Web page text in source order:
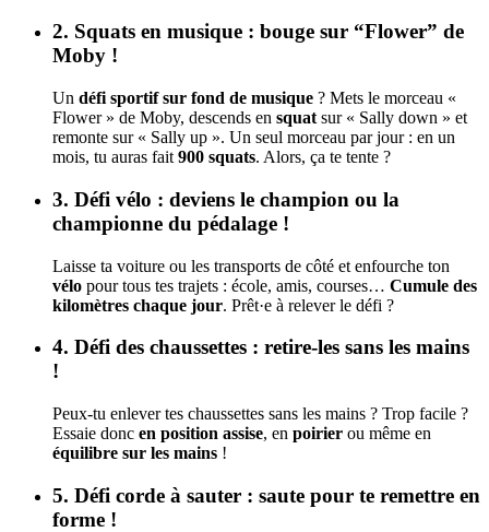
2. Squats en musique : bouge sur “Flower” de
Moby !
Un défi sportif sur fond de musique ? Mets le morceau «
Flower » de Moby, descends en squat sur « Sally down » et
remonte sur « Sally up ». Un seul morceau par jour : en un
mois, tu auras fait 900 squats. Alors, ça te tente ?
3. Défi vélo : deviens le champion ou la
championne du pédalage !
Laisse ta voiture ou les transports de côté et enfourche ton
vélo pour tous tes trajets : école, amis, courses… Cumule des
kilomètres chaque jour. Prêt·e à relever le défi ?
4. Défi des chaussettes : retire-les sans les mains
!
Peux-tu enlever tes chaussettes sans les mains ? Trop facile ?
Essaie donc en position assise, en poirier ou même en
équilibre sur les mains !
5. Défi corde à sauter : saute pour te remettre en
forme !